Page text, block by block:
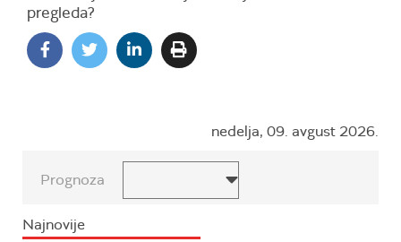
pregleda?
nedelja, 09. avgust 2026.
Prognoza
Najnovije